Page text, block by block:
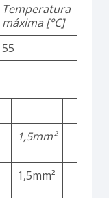
Temperatura
máxima [°C]
55
1,5mm²
1,5mm²